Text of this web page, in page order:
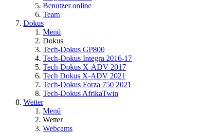
Benutzer online
Team
Dokus
Menü
Dokus
Tech-Dokus GP800
Tech-Dokus Integra 2016-17
Tech-Dokus X-ADV 2017
Tech Dokus X-ADV 2021
Tech-Dokus Forza 750 2021
Tech-Dokus AfrikaTwin
Wetter
Menü
Wetter
Webcams